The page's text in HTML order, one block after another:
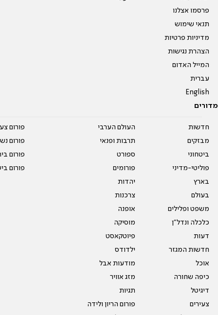
פרסמו אצלנו
תנאי שימוש
מדיניות פרטיות
הצהרת נגישות
המייל האדום
עברית
English
מדורים
חדשות
מבזקים
ביטחוני
פוליטי-מדיני
בארץ
בעולם
משפט ופלילים
כלכלה ונדל"ן
דעות
חדשות המגזר
אוכל
כיפה שחורה
דיגיטל
צעירים
העולם הערבי
תרבות ופנאי
ספורט
פורומים
יהדות
צרכנות
אופנה
מוסיקה
פיוטקאסט
ילדודס
מודעות אבל
מזג אוויר
תגיות
פורום הריון ולידה
פורום
פורום
פורום
פורום